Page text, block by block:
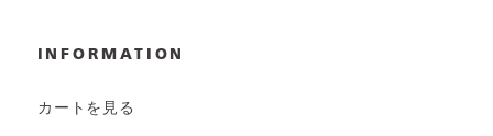
INFORMATION
カートを見る